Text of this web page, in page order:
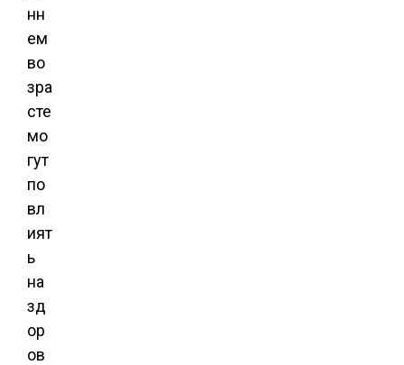
нн
ем
во
зра
сте
мо
гут
по
вл
ият
ь
на
зд
ор
ов